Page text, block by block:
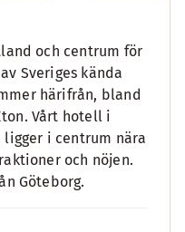
och centrum för
Sveriges kända
härifrån, bland
Vårt hotell i
ligger i centrum nära
och nöjen.
Göteborg.